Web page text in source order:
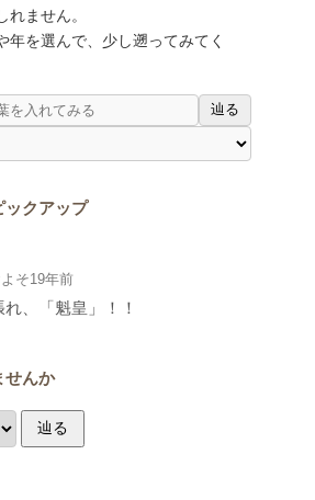
れません。
年を選んで、少し遡ってみてく
辿る
ックアップ
そ19年前
れ、「魁皇」！！
せんか
辿る